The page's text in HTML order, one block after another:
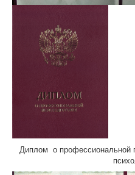
Диплом о профессиональной